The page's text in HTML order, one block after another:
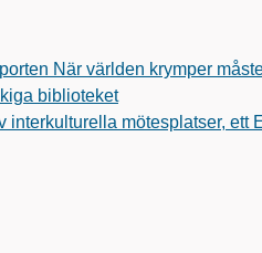
När världen krymper
biblioteket
interkulturella mötesplatser, ett